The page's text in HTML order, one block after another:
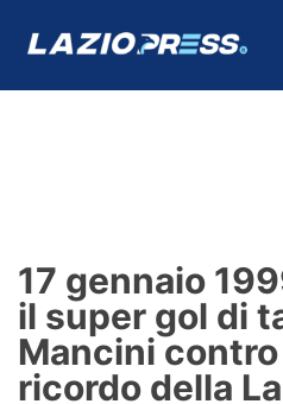
Formello
Infortuni
17 gennaio
il super gol di
Mancini contro
ricordo della